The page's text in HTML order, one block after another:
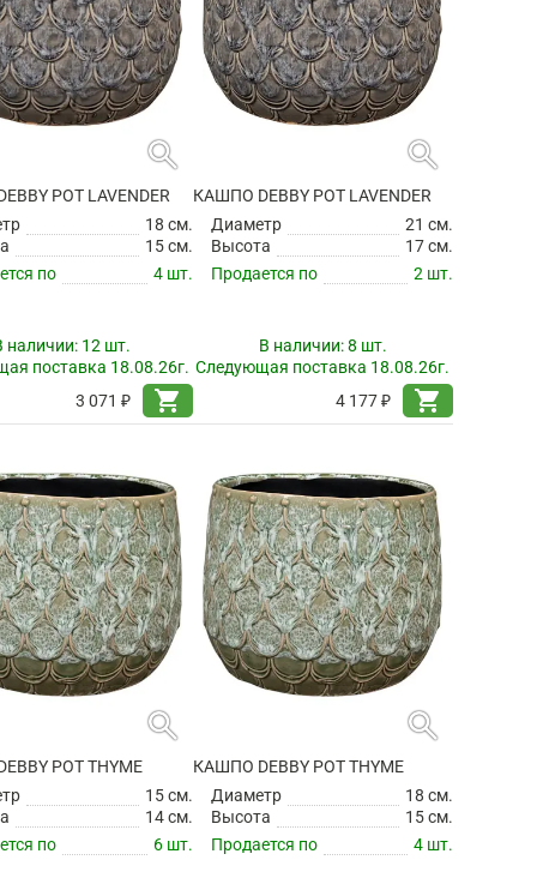
search
POT LAVENDER
18 см.
15 см.
по
4 шт.
наличии: 12 шт.
поставка 18.08.26г.
3 071 ₽
shopping_cart
search
КАШПО DEBBY POT LAVENDER
Диаметр
21 см.
Высота
17 см.
Продается по
2 шт.
В наличии:8 шт.
Следующая поставка 18.08.26г.
4 177 ₽
shopping_cart
search
POT THYME
15 см.
14 см.
по
6 шт.
search
КАШПО DEBBY POT THYME
Диаметр
18 см.
Высота
15 см.
Продается по
4 шт.